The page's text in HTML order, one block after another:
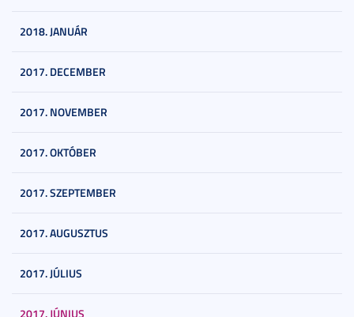
2018. JANUÁR
2017. DECEMBER
2017. NOVEMBER
2017. OKTÓBER
2017. SZEPTEMBER
2017. AUGUSZTUS
2017. JÚLIUS
2017. JÚNIUS